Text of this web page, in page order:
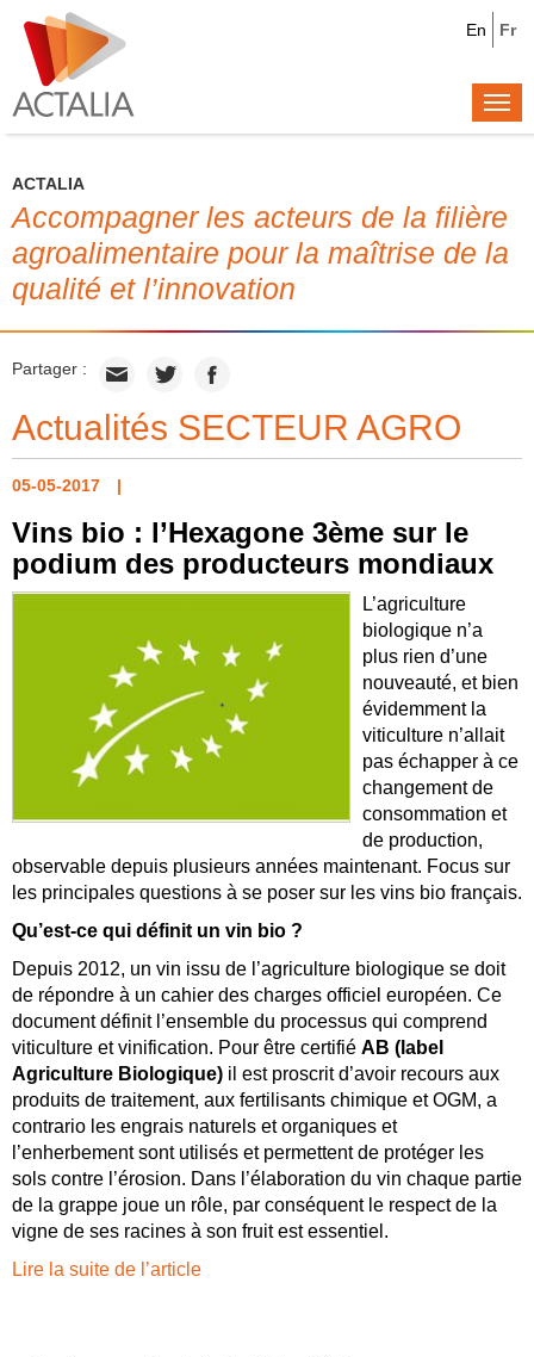
Fr
En
ACTALIA
Accompagner les acteurs de la filière
agroalimentaire pour la maîtrise de la
qualité et l’innovation
Partager :
Actualités SECTEUR AGRO
05-05-2017
Vins bio : l’Hexagone 3ème sur le
podium des producteurs mondiaux
L’agriculture
biologique n’a
plus rien d’une
nouveauté, et bien
évidemment la
viticulture n’allait
pas échapper à ce
changement de
consommation et
de production,
observable depuis plusieurs années maintenant. Focus sur
les principales questions à se poser sur les vins bio français.
Qu’est-ce qui définit un vin bio ?
Depuis 2012, un vin issu de l’agriculture biologique se doit
de répondre à un cahier des charges officiel européen. Ce
document définit l’ensemble du processus qui comprend
viticulture et vinification. Pour être certifié AB (label
Agriculture Biologique) il est proscrit d’avoir recours aux
produits de traitement, aux fertilisants chimique et OGM, a
contrario les engrais naturels et organiques et
l’enherbement sont utilisés et permettent de protéger les
sols contre l’érosion. Dans l’élaboration du vin chaque partie
de la grappe joue un rôle, par conséquent le respect de la
vigne de ses racines à son fruit est essentiel.
Lire la suite de l’article